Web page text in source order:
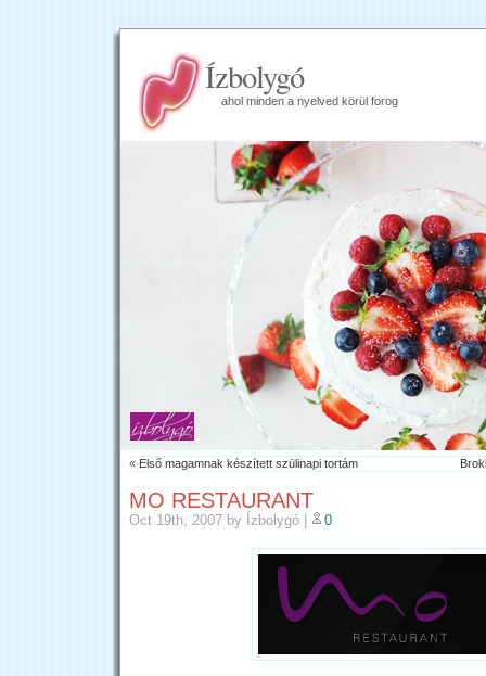
Ízbolygó
ahol minden a nyelved körül forog
« Első magamnak készített szülinapi tortám
MO RESTAURANT
Oct 19th, 2007 by Ízbolygó | 0